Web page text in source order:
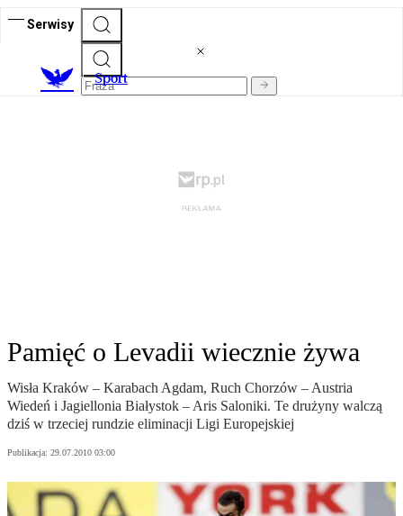
Serwisy
Sport
Pamięć o Levadii wiecznie żywa
Wisła Kraków – Karabach Agdam, Ruch Chorzów – Austria
Wiedeń i Jagiellonia Białystok – Aris Saloniki. Te drużyny walczą
dziś w trzeciej rundzie eliminacji Ligi Europejskiej
Publikacja: 29.07.2010 03:00